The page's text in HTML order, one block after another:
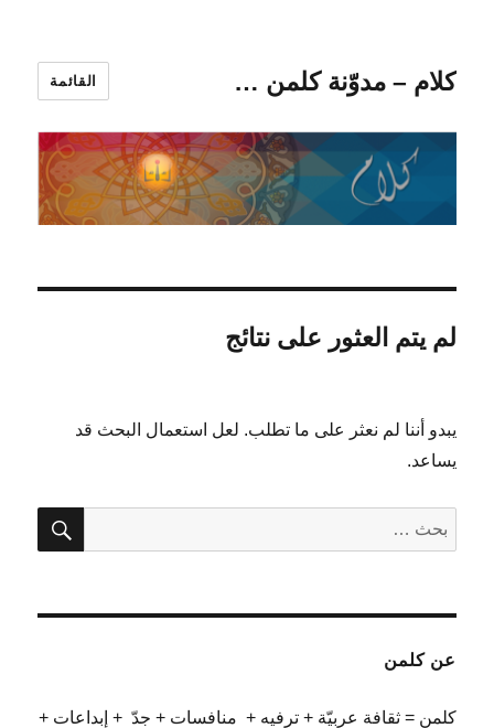
كلام – مدوّنة كلمن … القائمة
لم يتم العثور على نتائج
يبدو أننا لم نعثر على ما تطلب. لعل استعمال البحث قد
يساعد.
عن:
بحث
عن كلمن
كلمن = ثقافة عربيّة + ترفيه + منافسات + جدّ + إبداعات +